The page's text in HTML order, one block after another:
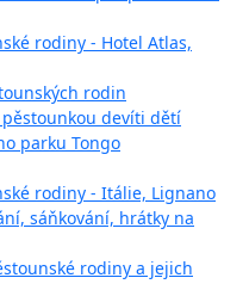
rodiny - Hotel Atlas,
rodin
pěstounkou devíti dětí
parku Tongo
rodiny - Itálie, Lignano
sáňkování, hrátky na
rodiny a jejich